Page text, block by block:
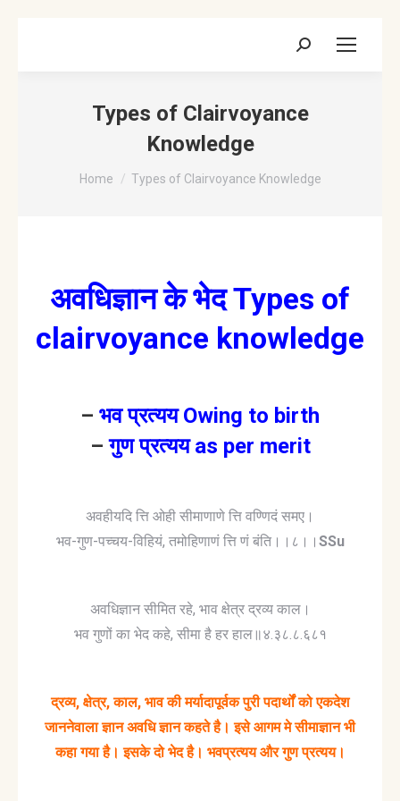
Search:
Types of Clairvoyance
Knowledge
You are here:
Home Types of Clairvoyance Knowledge
अवधिज्ञान के भेद Types of
clairvoyance knowledge
– भव प्रत्यय Owing to birth
–गुण प्रत्यय as per merit
अवहीयदि त्ति ओही सीमाणाणे त्ति वण्णिदं समए।
भव-गुण-पच्चय-विहियं, तमोहिणाणं त्ति णं बंति।।८।। SSu
अवधिज्ञान सीमित रहे, भाव क्षेत्र द्रव्य काल।
भव गुणों का भेद कहे, सीमा है हर हाल॥४.३८.८.६८१
द्रव्य, क्षेत्र,काल, भाव की मर्यादापूर्वक पुरी पदार्थों को एकदेश
जाननेवाला ज्ञान अवधि ज्ञान कहते है। इसे आगम मे सीमाज्ञान भी
कहा गया है। इसके दो भेद है। भवप्रत्यय और गुण प्रत्यय।